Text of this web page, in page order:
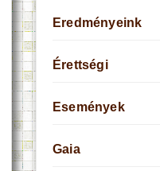
Eredményeink
Érettségi
Események
Gaia